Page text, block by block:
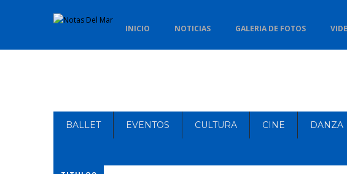
INICIO NOTICIAS GALERIA DE FOTOS
BALLET EVENTOS CULTURA CINE DANZA